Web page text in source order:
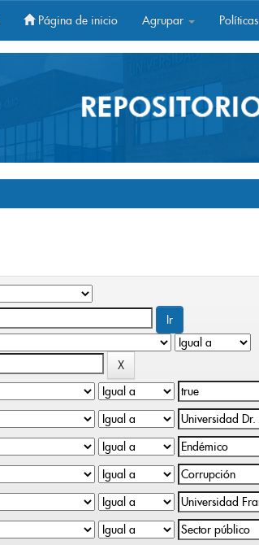
Página de inicio Agrupar Políticas